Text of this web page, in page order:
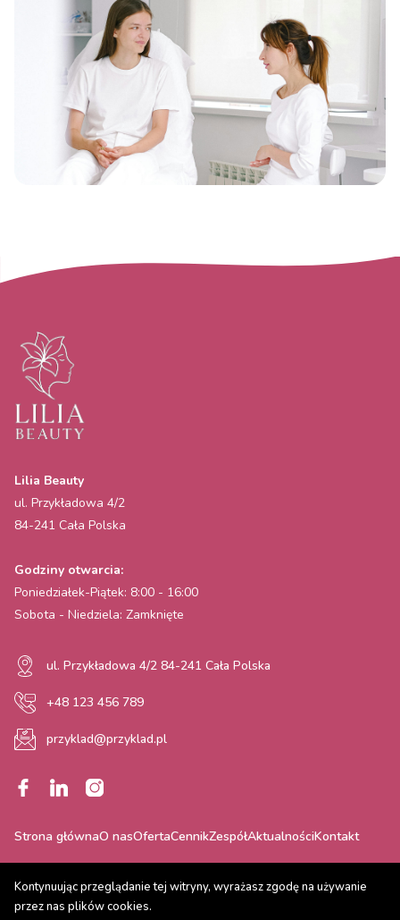
Lilia Beauty
ul. Przykładowa 4/2
84-241 Cała Polska
Godziny otwarcia:
Poniedziałek-Piątek: 8:00 - 16:00
Sobota - Niedziela: Zamknięte
ul. Przykładowa 4/2 84-241 Cała Polska
+48 123 456 789
przyklad@przyklad.pl
Strona głównaO nasOfertaCennikZespółAktualnościKontakt
Wszelkie prawa zastrzeżone © 2025.
Kontynuując przeglądanie tej witryny, wyrażasz zgodę na używanie
przez nas plików cookies.